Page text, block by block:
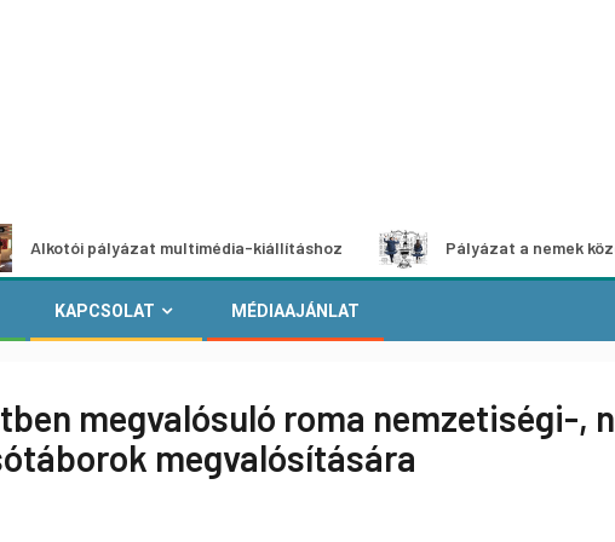
pályázat multimédia-kiállításhoz Pályázat a nemek közötti
KAPCSOLAT MÉDIAAJÁNLAT
megvalósuló roma nemzetiségi-,
megvalósítására